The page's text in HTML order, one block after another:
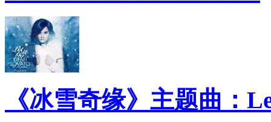
《冰雪奇缘》主题曲：